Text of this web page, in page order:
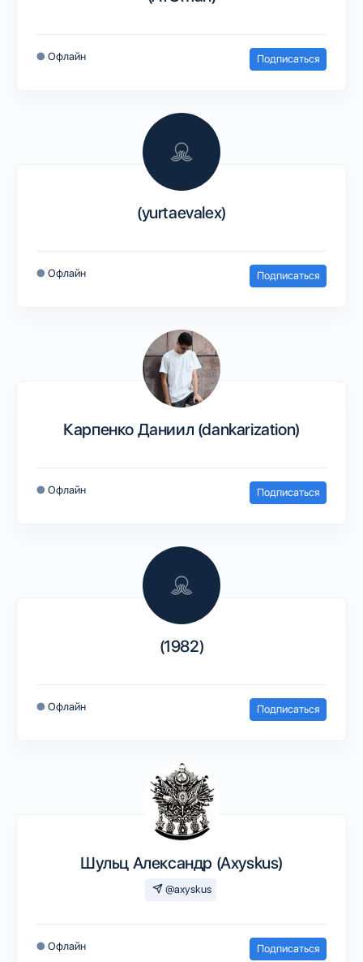
● Офлайн Подписаться
(yurtaevalex)
● Офлайн Подписаться
Карпенко Даниил (dankarization)
● Офлайн Подписаться
(1982)
● Офлайн Подписаться
Шульц Александр (Axyskus)
@axyskus
● Офлайн Подписаться